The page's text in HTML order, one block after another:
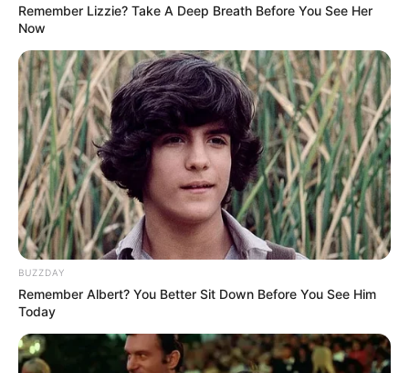
Remember Lizzie? Take A Deep Breath Before You See Her
Now
BUZZDAY
Remember Albert? You Better Sit Down Before You See Him
Today